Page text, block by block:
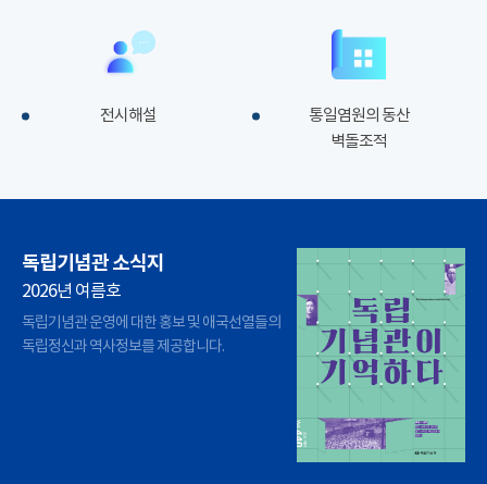
전시해설
통일염원의 동산
벽돌조적
독립기념관 소식지
2026년 여름호
독립기념관 운영에 대한 홍보 및 애국선열들의
독립정신과 역사정보를 제공합니다.